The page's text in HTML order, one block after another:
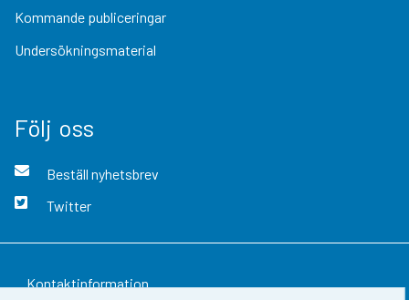
Kommande publiceringar
Undersökningsmaterial
Följ oss
Beställ nyhetsbrev
Twitter
Kontaktinformation